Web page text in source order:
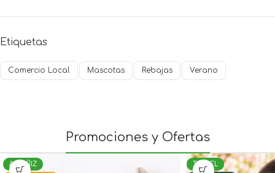
Etiquetas
Comercio Local Mascotas Rebajas Verano
Promociones y Ofertas
TERUEL ALCAÑIZ